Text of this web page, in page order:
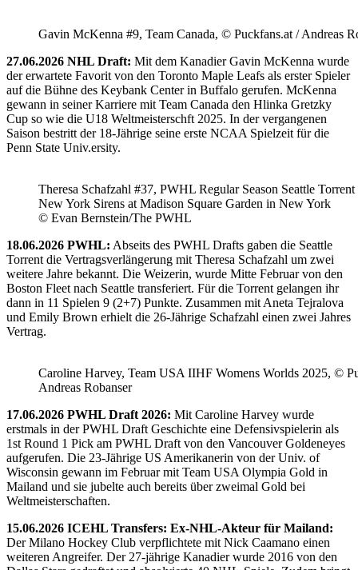
Gavin McKenna #9, Team Canada, © Puckfans.at / Andreas
27.06.2026 NHL Draft: Mit dem Kanadier Gavin McKenna wurde
der erwartete Favorit von den Toronto Maple Leafs als erster Spieler
auf die Bühne des Keybank Center in Buffalo gerufen. McKenna
gewann in seiner Karriere mit Team Canada den Hlinka Gretzky
Cup so wie die U18 Weltmeisterschft 2025. In der vergangenen
Saison bestritt der 18-Jährige seine erste NCAA Spielzeit für die
Penn State Univ.ersity.
Theresa Schafzahl #37, PWHL Regular Season Seattle Torrent
New York Sirens at Madison Square Garden in New York
© Evan Bernstein/The PWHL
18.06.2026 PWHL: Abseits des PWHL Drafts gaben die Seattle
Torrent die Vertragsverlängerung mit Theresa Schafzahl um zwei
weitere Jahre bekannt. Die Weizerin, wurde Mitte Februar von den
Boston Fleet nach Seattle transferiert. Für die Torrent gelangen ihr
dann in 11 Spielen 9 (2+7) Punkte. Zusammen mit Aneta Tejralova
und Emily Brown erhielt die 26-Jährige Schafzahl einen zwei Jahres
Vertrag.
Caroline Harvey, Team USA IIHF Womens Worlds 2025, ©
Andreas Robanser
17.06.2026 PWHL Draft 2026: Mit Caroline Harvey wurde
erstmals in der PWHL Draft Geschichte eine Defensivspielerin als
1st Round 1 Pick am PWHL Draft von den Vancouver Goldeneyes
aufgerufen. Die 23-Jährige US Amerikanerin von der Univ. of
Wisconsin gewann im Februar mit Team USA Olympia Gold in
Mailand und sie jubelte auch bereits über zweimal Gold bei
Weltmeisterschaften.
15.06.2026 ICEHL Transfers: Ex-NHL-Akteur für Mailand:
Der Milano Hockey Club verpflichtete mit Nick Caamano einen
weiteren Angreifer. Der 27-jährige Kanadier wurde 2016 von den